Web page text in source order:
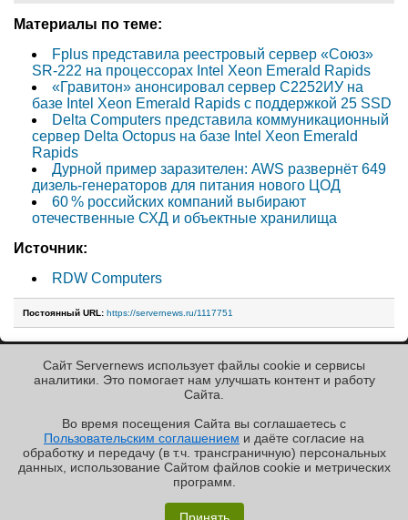
«Графиня»: как Grafana, только лучше?
✖
Материалы по теме:
Fplus представила реестровый сервер «Союз»
SR-222 на процессорах Intel Xeon Emerald Rapids
«Гравитон» анонсировал сервер С2252ИУ на
базе Intel Xeon Emerald Rapids с поддержкой 25 SSD
Delta Computers представила коммуникационный
сервер Delta Octopus на базе Intel Xeon Emerald
Rapids
Дурной пример заразителен: AWS развернёт 649
дизель-генераторов для питания нового ЦОД
60 % российских компаний выбирают
отечественные СХД и объектные хранилища
Источник:
RDW Computers
Постоянный URL: https://servernews.ru/1117751
« Назад к ленте
РЕКЛАМА • ООО «ЛАБОРАТОРИЯ ЧИСЛИТЕЛЬ»
Copyright ©2010-2026
Servernews.Пользовательское
соглашение
/var/contact
Сайт Servernews использует файлы cookie и сервисы
аналитики. Это помогает нам улучшать контент и работу
Cайта.
Во время посещения Cайта вы соглашаетесь с
Пользовательским соглашением и даёте согласие на
обработку и передачу (в т.ч. трансграничную) персональных
данных, использование Cайтом файлов cookie и метрических
программ.